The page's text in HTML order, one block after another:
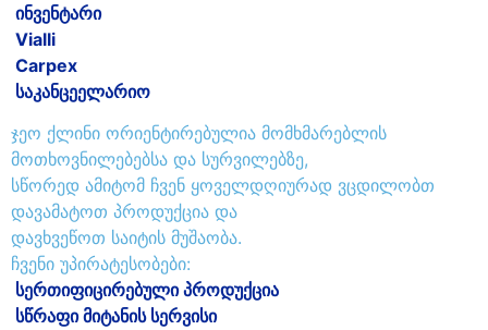
ინვენტარი
Vialli
Carpex
საკანცეელარიო
ჯეო ქლინი ორიენტირებულია მომხმარებლის
მოთხოვნილებებსა და სურვილებზე,
სწორედ ამიტომ ჩვენ ყოველდღიურად ვცდილობთ
დავამატოთ პროდუქცია და
დავხვეწოთ საიტის მუშაობა.
ჩვენი უპირატესობები:
სერთიფიცირებული პროდუქცია
სწრაფი მიტანის სერვისი